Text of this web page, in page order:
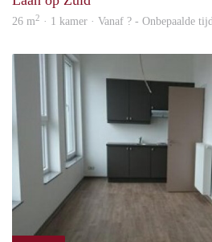
26 m2 · 1 kamer · Vanaf ? - Onbepaalde